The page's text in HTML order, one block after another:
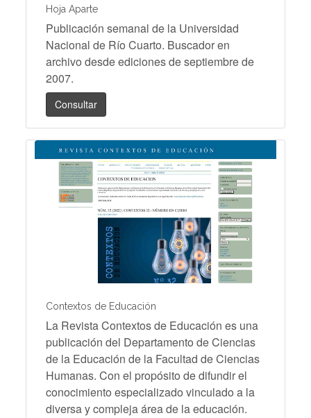
Hoja Aparte
Publicación semanal de la Universidad
Nacional de Río Cuarto. Buscador en
archivo desde ediciones de septiembre de
2007.
Consultar
Contextos de Educación
La Revista Contextos de Educación es una
publicación del Departamento de Ciencias
de la Educación de la Facultad de Ciencias
Humanas. Con el propósito de difundir el
conocimiento especializado vinculado a la
diversa y compleja área de la educación.